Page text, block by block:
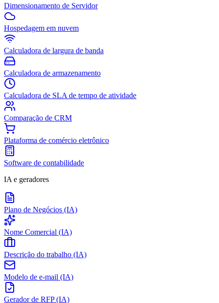
Dimensionamento de Servidor
Hospedagem em nuvem
Calculadora de largura de banda
Calculadora de armazenamento
Calculadora de SLA de tempo de atividade
Comparação de CRM
Plataforma de comércio eletrônico
Software de contabilidade
IA e geradores
Plano de Negócios (IA)
Nome Comercial (IA)
Descrição do trabalho (IA)
Modelo de e-mail (IA)
Gerador de RFP (IA)